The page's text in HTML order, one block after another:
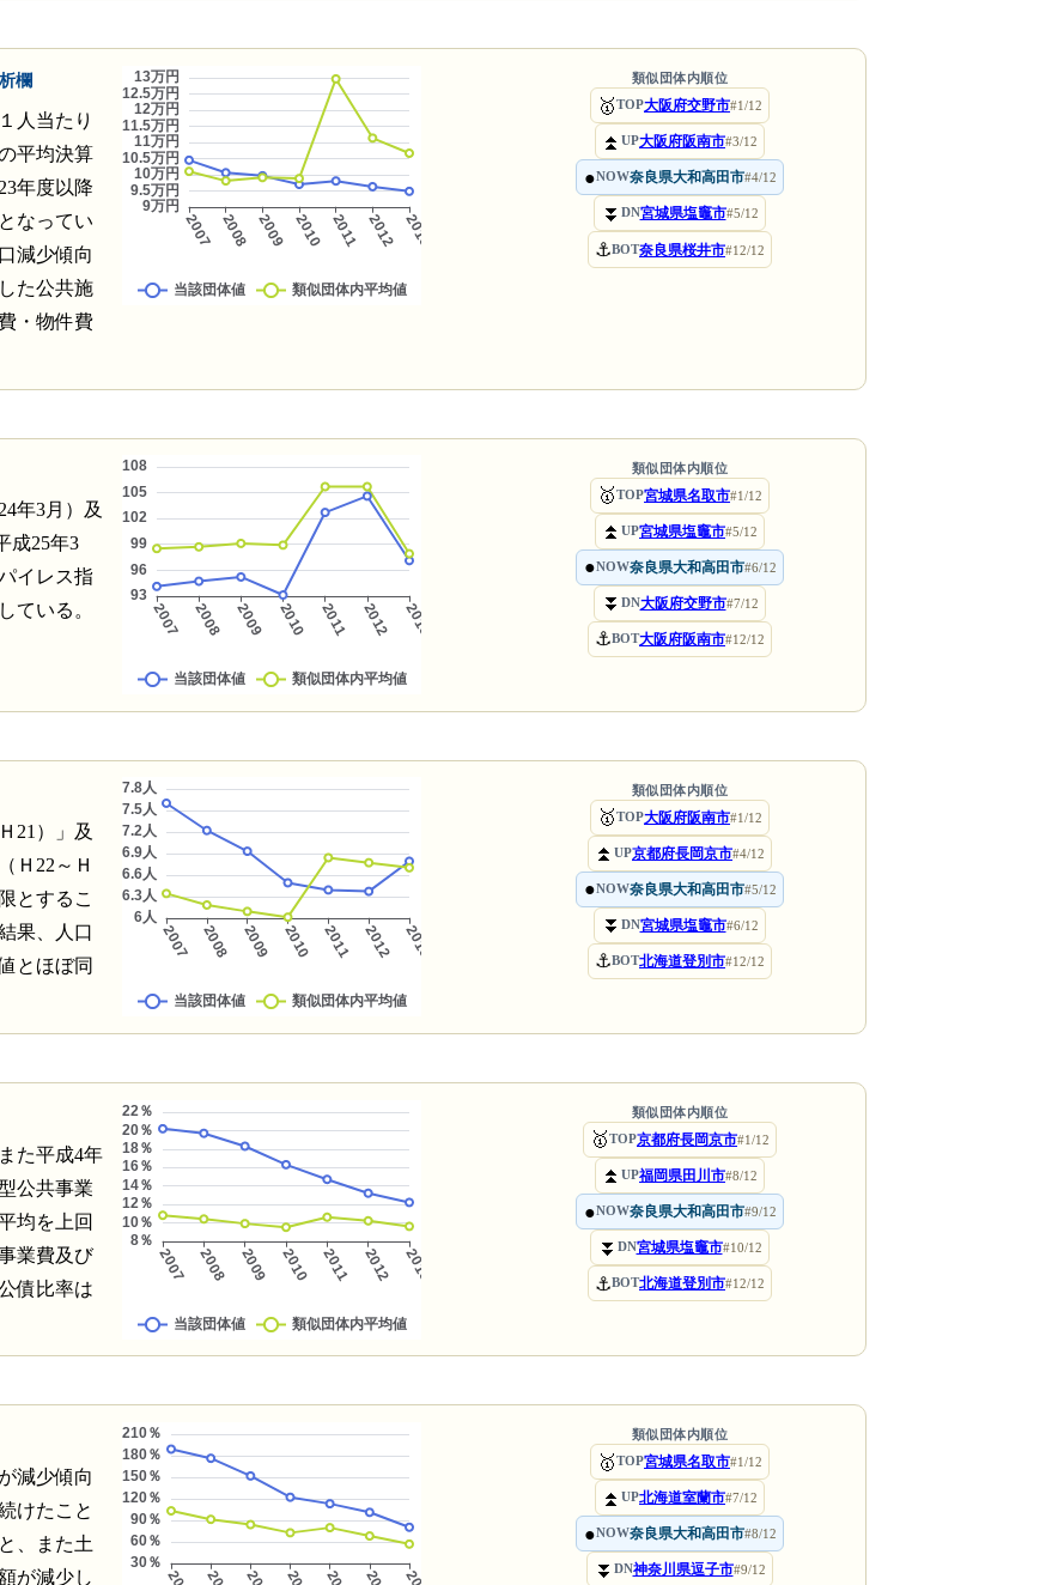
欄
人当たり
平均決算
年度以降
なってい
減少傾向
た公共施
・物件費
類似団体内順位
🥇TOP大阪府交野市#1/12
⏫ UP大阪府阪南市#3/12
●NOW奈良県大和高田市#4/12
⏬ DN宮城県塩竈市#5/12
⚓BOT奈良県桜井市#12/12
年3月）及
成25年3
イレス指
ている。
類似団体内順位
🥇TOP宮城県名取市#1/12
⏫ UP宮城県塩竈市#5/12
●NOW奈良県大和高田市#6/12
⏬ DN大阪府交野市#7/12
⚓BOT大阪府阪南市#12/12
21）」及
Ｈ22～Ｈ
とするこ
果、人口
とほぼ同
類似団体内順位
🥇TOP大阪府阪南市#1/12
⏫ UP京都府長岡京市#4/12
●NOW奈良県大和高田市#5/12
⏬ DN宮城県塩竈市#6/12
⚓BOT北海道登別市#12/12
た平成4年
公共事業
均を上回
業費及び
債比率は
類似団体内順位
🥇TOP京都府長岡京市#1/12
⏫ UP福岡県田川市#8/12
●NOW奈良県大和高田市#9/12
⏬ DN宮城県塩竈市#10/12
⚓BOT北海道登別市#12/12
減少傾向
けたこと
、また土
が減少し
類似団体内順位
🥇TOP宮城県名取市#1/12
⏫ UP北海道室蘭市#7/12
●NOW奈良県大和高田市#8/12
⏬ DN神奈川県逗子市#9/12